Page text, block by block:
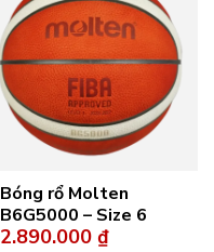
Bóng rổ Molten
B6G5000 – Size 6
2.890.000₫